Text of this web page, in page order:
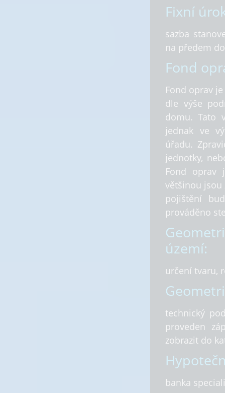
Fixní
sazba
na předem
Fond
Fond oprav
dle výše
domu. Tato
jednak ve
úřadu.
jednotky,
Fond oprav
většinou jsou
pojištění
prováděno
území:
určení tvaru,
technický
proveden
zobrazit do
banka